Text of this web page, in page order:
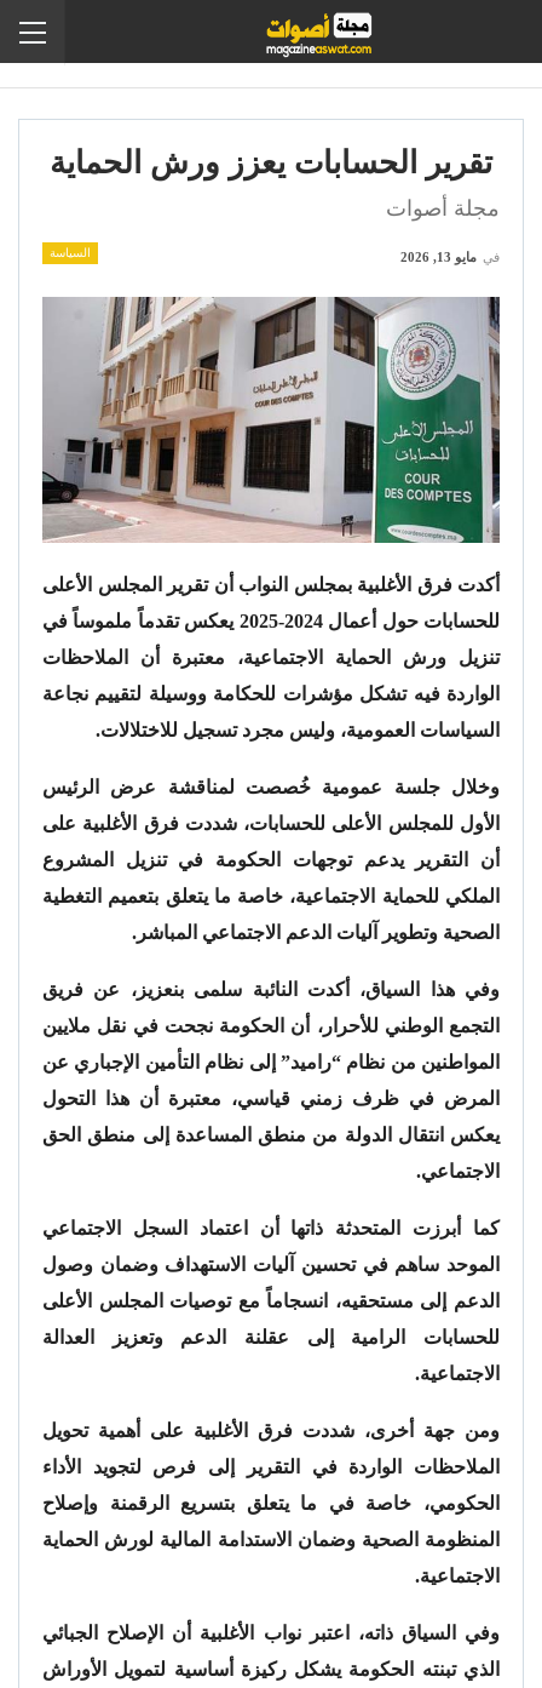
تقرير الحسابات يعزز ورش الحماية
مجلة أصوات
السياسة في مايو 13, 2026
أكدت فرق الأغلبية بمجلس النواب أن تقرير المجلس الأعلى
للحسابات حول أعمال 2024-2025 يعكس تقدماً ملموساً في
تنزيل ورش الحماية الاجتماعية، معتبرة أن الملاحظات
الواردة فيه تشكل مؤشرات للحكامة ووسيلة لتقييم نجاعة
السياسات العمومية، وليس مجرد تسجيل للاختلالات.
وخلال جلسة عمومية خُصصت لمناقشة عرض الرئيس
الأول للمجلس الأعلى للحسابات، شددت فرق الأغلبية على
أن التقرير يدعم توجهات الحكومة في تنزيل المشروع
الملكي للحماية الاجتماعية، خاصة ما يتعلق بتعميم التغطية
الصحية وتطوير آليات الدعم الاجتماعي المباشر.
وفي هذا السياق، أكدت النائبة سلمى بنعزيز، عن فريق
التجمع الوطني للأحرار، أن الحكومة نجحت في نقل ملايين
المواطنين من نظام “راميد” إلى نظام التأمين الإجباري عن
المرض في ظرف زمني قياسي، معتبرة أن هذا التحول
يعكس انتقال الدولة من منطق المساعدة إلى منطق الحق
الاجتماعي.
كما أبرزت المتحدثة ذاتها أن اعتماد السجل الاجتماعي
الموحد ساهم في تحسين آليات الاستهداف وضمان وصول
الدعم إلى مستحقيه، انسجاماً مع توصيات المجلس الأعلى
للحسابات الرامية إلى عقلنة الدعم وتعزيز العدالة
الاجتماعية.
ومن جهة أخرى، شددت فرق الأغلبية على أهمية تحويل
الملاحظات الواردة في التقرير إلى فرص لتجويد الأداء
الحكومي، خاصة في ما يتعلق بتسريع الرقمنة وإصلاح
المنظومة الصحية وضمان الاستدامة المالية لورش الحماية
الاجتماعية.
وفي السياق ذاته، اعتبر نواب الأغلبية أن الإصلاح الجبائي
الذي تبنته الحكومة يشكل ركيزة أساسية لتمويل الأوراش